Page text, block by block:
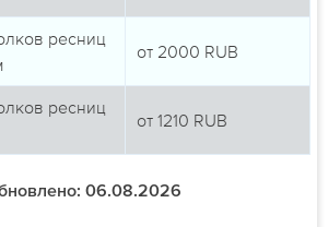
ресниц
от 2000 RUB
ресниц
от 1210 RUB
06.08.2026